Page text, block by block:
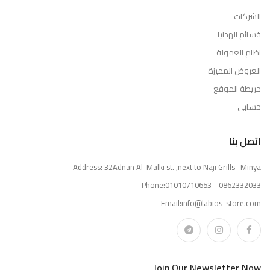
الشركات
قسائم الهدايا
نظام العمولة
العروض المميزة
خريطة الموقع
حسابي
اتصل بنا
Address: 32Adnan Al-Malki st. ,next to Naji Grills -Minya
Phone:01010710653 - 0862332033
Email:info@labios-store.com